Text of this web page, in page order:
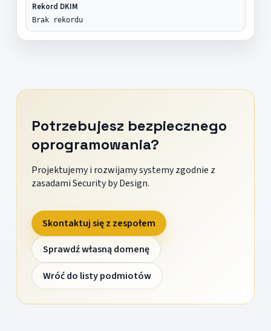
Rekord DKIM
Brak rekordu
Potrzebujesz bezpiecznego
oprogramowania?
Projektujemy i rozwijamy systemy zgodnie z
zasadami Security by Design.
Skontaktuj się z zespołem
Sprawdź własną domenę
Wróć do listy podmiotów